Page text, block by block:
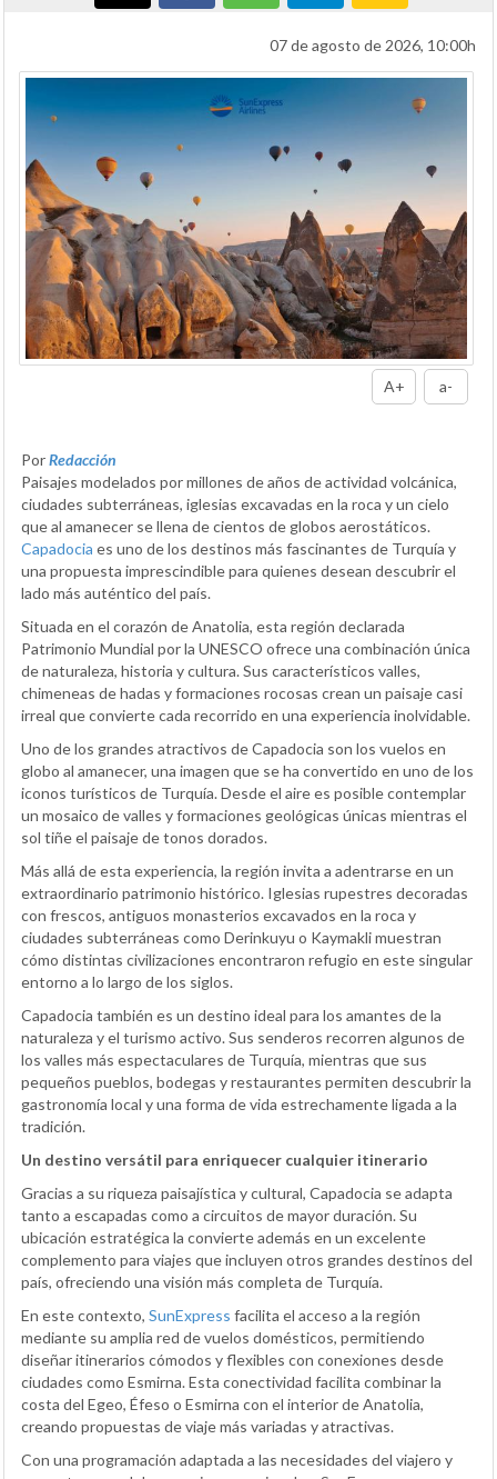
07 de agosto de 2026, 10:00h
A+ a-
PorRedacción
Paisajes modelados por millones de años de actividad volcánica,
ciudades subterráneas, iglesias excavadas en la roca y un cielo
que al amanecer se llena de cientos de globos aerostáticos.
Capadocia es uno de los destinos más fascinantes de Turquía y
una propuesta imprescindible para quienes desean descubrir el
lado más auténtico del país.
Situada en el corazón de Anatolia, esta región declarada
Patrimonio Mundial por la UNESCO ofrece una combinación única
de naturaleza, historia y cultura. Sus característicos valles,
chimeneas de hadas y formaciones rocosas crean un paisaje casi
irreal que convierte cada recorrido en una experiencia inolvidable.
Uno de los grandes atractivos de Capadocia son los vuelos en
globo al amanecer, una imagen que se ha convertido en uno de los
iconos turísticos de Turquía. Desde el aire es posible contemplar
un mosaico de valles y formaciones geológicas únicas mientras el
sol tiñe el paisaje de tonos dorados.
Más allá de esta experiencia, la región invita a adentrarse en un
extraordinario patrimonio histórico. Iglesias rupestres decoradas
con frescos, antiguos monasterios excavados en la roca y
ciudades subterráneas como Derinkuyu o Kaymakli muestran
cómo distintas civilizaciones encontraron refugio en este singular
entorno a lo largo de los siglos.
Capadocia también es un destino ideal para los amantes de la
naturaleza y el turismo activo. Sus senderos recorren algunos de
los valles más espectaculares de Turquía, mientras que sus
pequeños pueblos, bodegas y restaurantes permiten descubrir la
gastronomía local y una forma de vida estrechamente ligada a la
tradición.
Un destino versátil para enriquecer cualquier itinerario
Gracias a su riqueza paisajística y cultural, Capadocia se adapta
tanto a escapadas como a circuitos de mayor duración. Su
ubicación estratégica la convierte además en un excelente
complemento para viajes que incluyen otros grandes destinos del
país, ofreciendo una visión más completa de Turquía.
En este contexto, SunExpress facilita el acceso a la región
mediante su amplia red de vuelos domésticos, permitiendo
diseñar itinerarios cómodos y flexibles con conexiones desde
ciudades como Esmirna. Esta conectividad facilita combinar la
costa del Egeo, Éfeso o Esmirna con el interior de Anatolia,
creando propuestas de viaje más variadas y atractivas.
Con una programación adaptada a las necesidades del viajero y